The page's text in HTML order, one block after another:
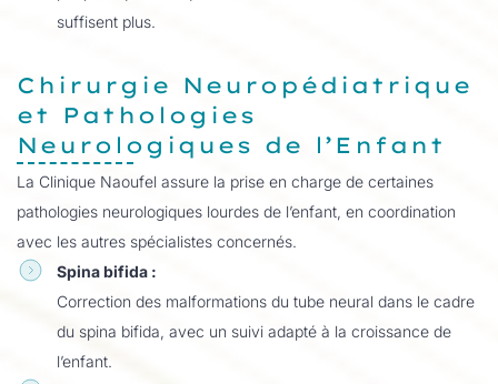
suffisent plus.
Chirurgie Neuropédiatrique
et Pathologies
Neurologiques de l’Enfant
La Clinique Naoufel assure la prise en charge de certaines
pathologies neurologiques lourdes de l’enfant, en coordination
avec les autres spécialistes concernés.
Spina bifida :
Correction des malformations du tube neural dans le cadre
du spina bifida, avec un suivi adapté à la croissance de
l’enfant.